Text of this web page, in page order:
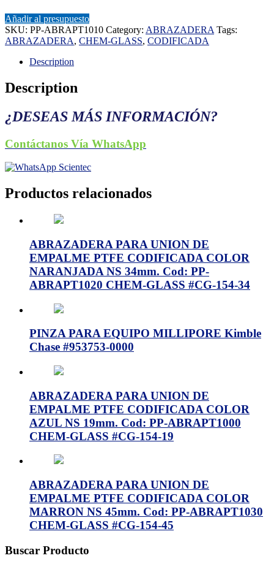
Añadir al presupuesto
SKU: PP-ABRAPT1010 Category: ABRAZADERA Tags:
ABRAZADERA, CHEM-GLASS, CODIFICADA
Description
Description
¿DESEAS MÁS INFORMACIÓN?
Contáctanos Vía WhatsApp
Productos relacionados
ABRAZADERA PARA UNION DE
EMPALME PTFE CODIFICADA COLOR
NARANJADA NS 34mm. Cod: PP-
ABRAPT1020 CHEM-GLASS #CG-154-34
PINZA PARA EQUIPO MILLIPORE Kimble
Chase #953753-0000
ABRAZADERA PARA UNION DE
EMPALME PTFE CODIFICADA COLOR
AZUL NS 19mm. Cod: PP-ABRAPT1000
CHEM-GLASS #CG-154-19
ABRAZADERA PARA UNION DE
EMPALME PTFE CODIFICADA COLOR
MARRON NS 45mm. Cod: PP-ABRAPT1030
CHEM-GLASS #CG-154-45
Buscar Producto